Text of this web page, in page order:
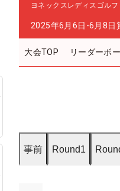
ヨネックスレディスゴル
2025年6月6日-6月8日
大会TOP リーダーボ
事前 Round1